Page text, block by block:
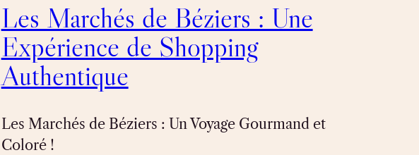
Les Marchés de Béziers : Une
Expérience de Shopping
Authentique
Les Marchés de Béziers : Un Voyage Gourmand et
Coloré !